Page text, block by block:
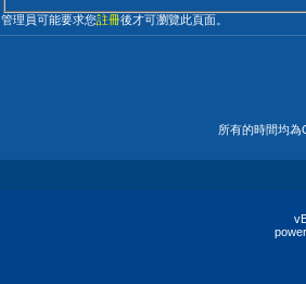
管理員可能要求您註冊後才可瀏覽此頁面。
所有的時間均為